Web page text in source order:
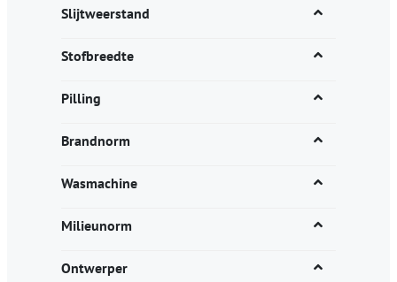
Slijtweerstand
Stofbreedte
Pilling
Brandnorm
Wasmachine
Milieunorm
Ontwerper